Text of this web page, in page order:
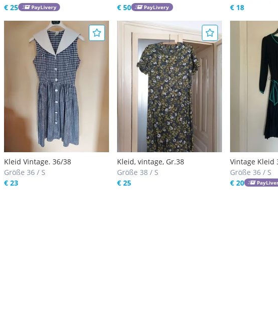
€ 25
PayLivery
€ 50
PayLivery
€ 18
Kleid Vintage. 36/38
Größe 36 / S
€ 23
Kleid, vintage, Gr.38
Größe 38 / S
€ 25
Vintage Kleid
Größe 36 / S
€ 20